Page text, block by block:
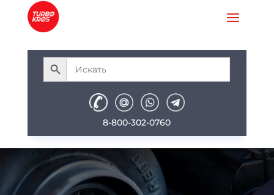
8-800-302-0760